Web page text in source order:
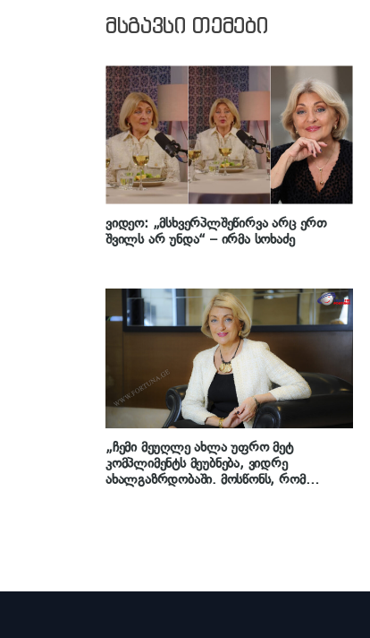
მსგავსი თემები
ვიდეო: „მსხვერპლშეწირვა არც ერთ
შვილს არ უნდა“ – ირმა სოხაძე
„ჩემი მეუღლე ახლა უფრო მეტ
კომპლიმენტს მეუბნება, ვიდრე
ახალგაზრდობაში. მოსწონს, რომ